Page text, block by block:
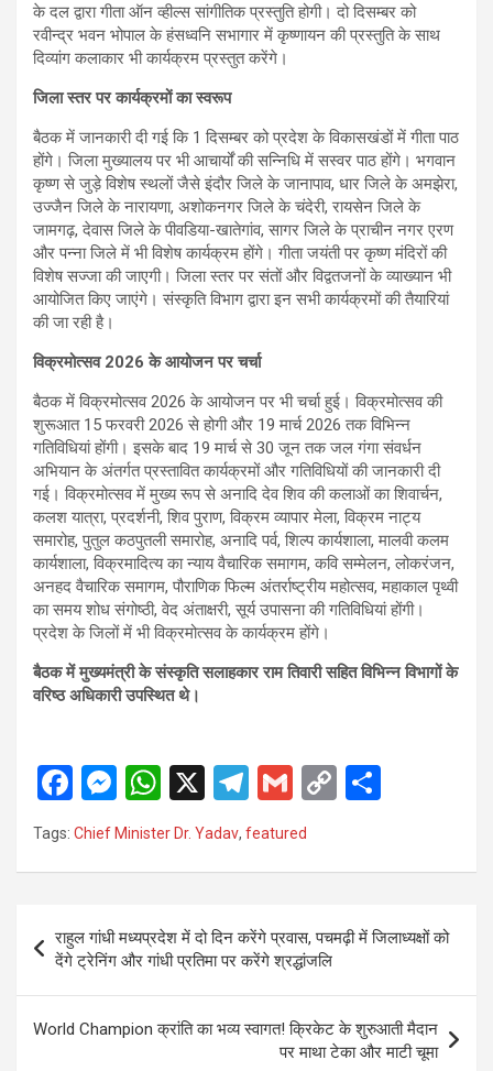
के दल द्वारा गीता ऑन व्हील्स सांगीतिक प्रस्तुति होगी। दो दिसम्बर को
रवीन्द्र भवन भोपाल के हंसध्वनि सभागार में कृष्णायन की प्रस्तुति के साथ
दिव्यांग कलाकार भी कार्यक्रम प्रस्तुत करेंगे।
जिला स्तर पर कार्यक्रमों का स्वरूप
बैठक में जानकारी दी गई कि 1 दिसम्बर को प्रदेश के विकासखंडों में गीता पाठ
होंगे। जिला मुख्यालय पर भी आचार्यों की सन्निधि में सस्वर पाठ होंगे। भगवान
कृष्ण से जुड़े विशेष स्थलों जैसे इंदौर जिले के जानापाव, धार जिले के अमझेरा,
उज्जैन जिले के नारायणा, अशोकनगर जिले के चंदेरी, रायसेन जिले के
जामगढ़, देवास जिले के पीवडिया-खातेगांव, सागर जिले के प्राचीन नगर एरण
और पन्ना जिले में भी विशेष कार्यक्रम होंगे। गीता जयंती पर कृष्ण मंदिरों की
विशेष सज्जा की जाएगी। जिला स्तर पर संतों और विद्वतजनों के व्याख्यान भी
आयोजित किए जाएंगे। संस्कृति विभाग द्वारा इन सभी कार्यक्रमों की तैयारियां
की जा रही है।
विक्रमोत्सव 2026 के आयोजन पर चर्चा
बैठक में विक्रमोत्सव 2026 के आयोजन पर भी चर्चा हुई। विक्रमोत्सव की
शुरूआत 15 फरवरी 2026 से होगी और 19 मार्च 2026 तक विभिन्न
गतिविधियां होंगी। इसके बाद 19 मार्च से 30 जून तक जल गंगा संवर्धन
अभियान के अंतर्गत प्रस्तावित कार्यक्रमों और गतिविधियों की जानकारी दी
गई। विक्रमोत्सव में मुख्य रूप से अनादि देव शिव की कलाओं का शिवार्चन,
कलश यात्रा, प्रदर्शनी, शिव पुराण, विक्रम व्यापार मेला, विक्रम नाट्य
समारोह, पुतुल कठपुतली समारोह, अनादि पर्व, शिल्प कार्यशाला, मालवी कलम
कार्यशाला, विक्रमादित्य का न्याय वैचारिक समागम, कवि सम्मेलन, लोकरंजन,
अनहद वैचारिक समागम, पौराणिक फिल्म अंतर्राष्ट्रीय महोत्सव, महाकाल पृथ्वी
का समय शोध संगोष्ठी, वेद अंताक्षरी, सूर्य उपासना की गतिविधियां होंगी।
प्रदेश के जिलों में भी विक्रमोत्सव के कार्यक्रम होंगे।
बैठक में मुख्यमंत्री के संस्कृति सलाहकार राम तिवारी सहित विभिन्न विभागों के
वरिष्ठ अधिकारी उपस्थित थे।
F
a
ce
o
o
k
M
es
se
g
er
W
h
at
A
p
p
X
T
el
e
a
m
G
m
ail
C
n
k
Tags: Chief Minister Dr. Yadav, featured
navigation
राहुल गांधी मध्यप्रदेश में दो दिन करेंगे प्रवास, पचमढ़ी में जिलाध्यक्षों को
देंगे ट्रेनिंग और गांधी प्रतिमा पर करेंगे श्रद्धांजलि
World Champion क्रांति का भव्य स्वागत! क्रिकेट के शुरुआती मैदान
पर माथा टेका और माटी चूमा